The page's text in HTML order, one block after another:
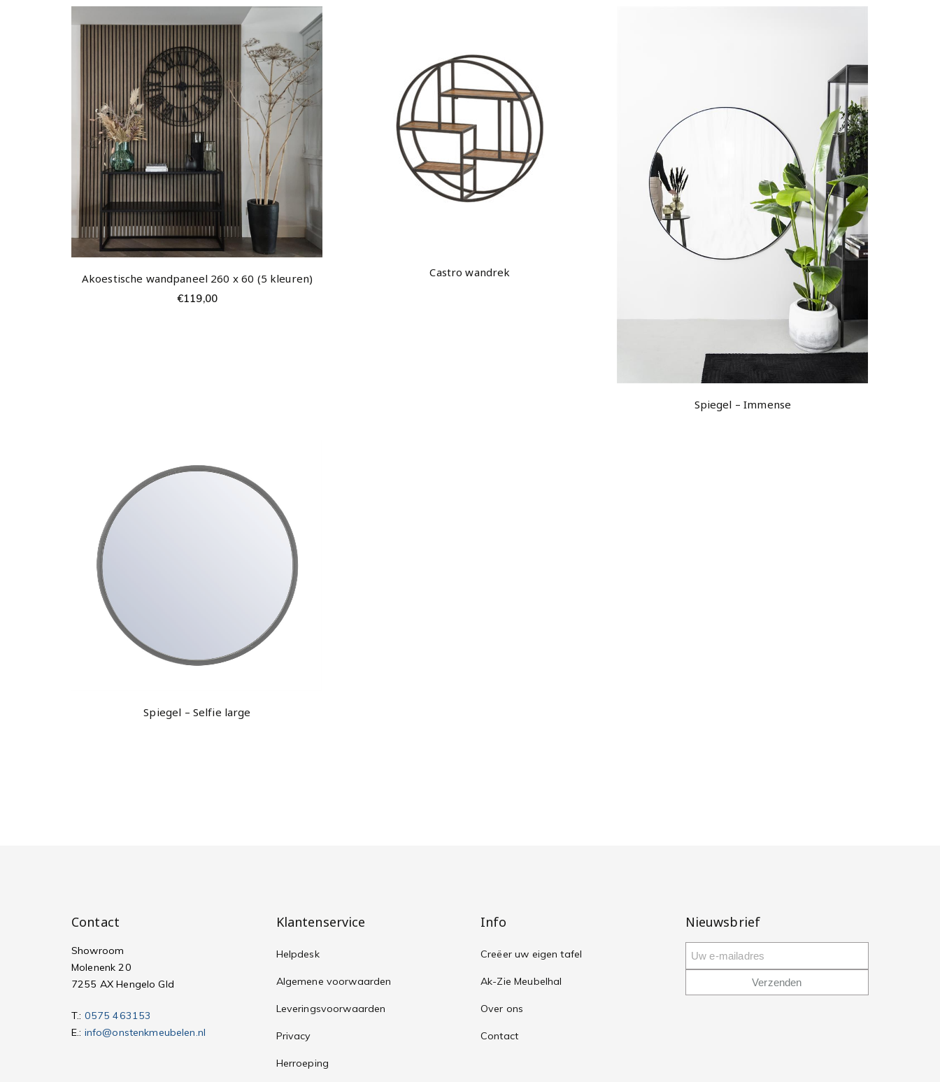
Akoestische wandpaneel 260 x 60 (5 kleuren)
€119,00
Castro wandrek
Spiegel – Immense
Spiegel – Selfie large
Contact
Showroom
Molenenk 20
7255 AX Hengelo Gld
T.: 0575 463153
E.: info@onstenkmeubelen.nl
Klantenservice
Helpdesk
Algemene voorwaarden
Leveringsvoorwaarden
Privacy
Herroeping
Info
Creëer uw eigen tafel
Ak-Zie Meubelhal
Over ons
Contact
Nieuwsbrief